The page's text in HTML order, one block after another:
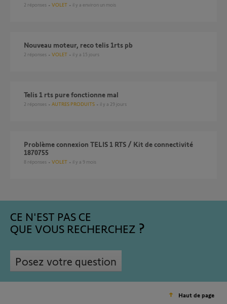
2 réponses VOLET il y a environ un mois
Nouveau moteur, reco telis 1rts pb
2 réponses VOLET il y a 15 jours
telis 1 rts pure fonctionne mal
2 réponses AUTRES PRODUITS il y a 29 jours
Problème connexion TELIS 1 RTS / Kit de connectivité
1870755
8 réponses VOLET il y a 9 mois
CE N'EST PAS CE
QUE VOUS RECHERCHEZ
Posez votre question
Haut de page